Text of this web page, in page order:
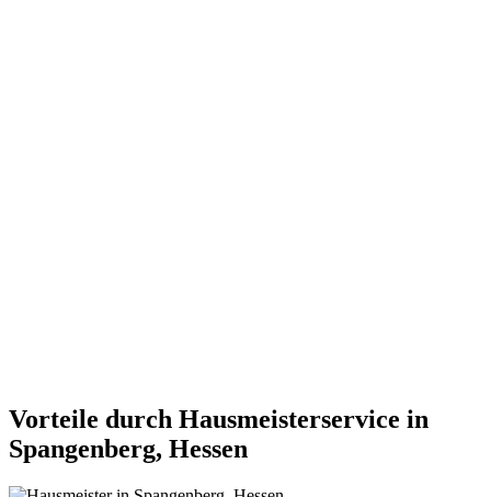
Vorteile durch Hausmeisterservice in
Spangenberg, Hessen